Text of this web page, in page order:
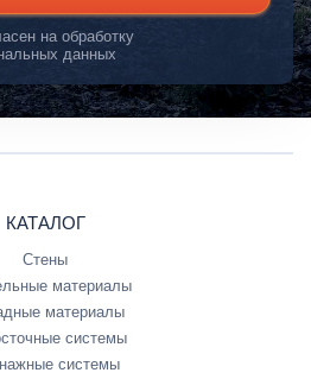
наобработку
данных
КАТАЛОГ
Стены
материалы
материалы
системы
системы